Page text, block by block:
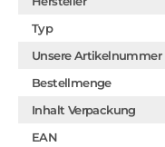
Typ
Unsere Artikelnummer
Bestellmenge
Inhalt Verpackung
EAN